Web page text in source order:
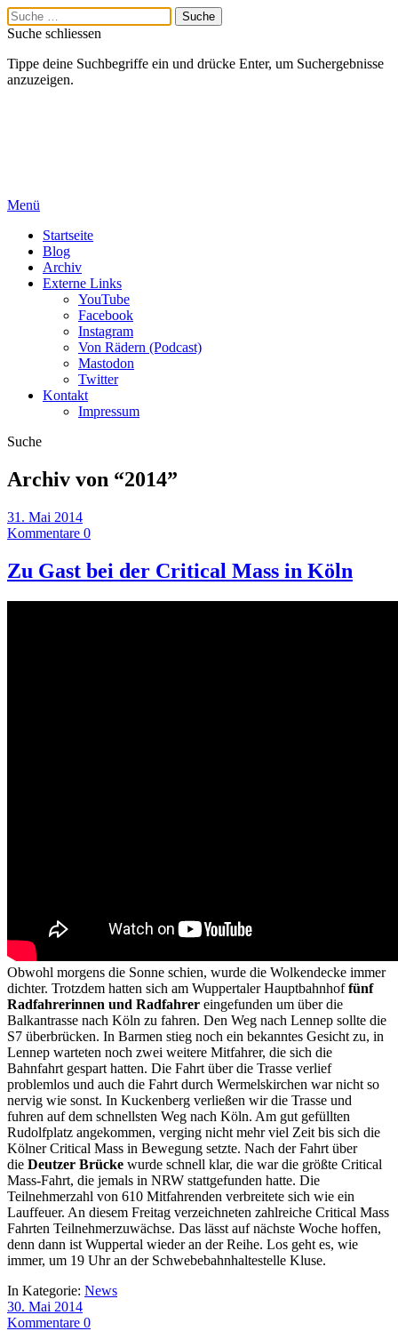
Suche schliessen
Tippe deine Suchbegriffe ein und drücke Enter, um Suchergebnisse
anzuzeigen.
Menü
Startseite
Blog
Archiv
Externe Links
YouTube
Facebook
Instagram
Von Rädern (Podcast)
Mastodon
Twitter
Kontakt
Impressum
Suche
Archiv von “2014”
31. Mai 2014
Kommentare 0
Zu Gast bei der Critical Mass in Köln
Obwohl morgens die Sonne schien, wurde die Wolkendecke immer
dichter. Trotzdem hatten sich am Wuppertaler Hauptbahnhoffünf
Radfahrerinnen und Radfahrer eingefunden um über die
Balkantrasse nach Köln zu fahren. Den Weg nach Lennep sollte die
S7 überbrücken. In Barmen stieg noch ein bekanntes Gesicht zu, in
Lennep warteten noch zwei weitere Mitfahrer, die sich die
Bahnfahrt gespart hatten. Die Fahrt über die Trasse verlief
problemlos und auch die Fahrt durch Wermelskirchen war nicht so
nervig wie sonst. In Kuckenberg verließen wir die Trasse und
fuhren auf dem schnellsten Weg nach Köln. Am gut gefüllten
Rudolfplatz angekommen, verging nicht mehr viel Zeit bis sich die
Kölner Critical Mass in Bewegung setzte. Nach der Fahrt über
die Deutzer Brücke wurde schnell klar, die war die größte Critical
Mass-Fahrt, die jemals in NRW stattgefunden hatte. Die
Teilnehmerzahl von 610 Mitfahrenden verbreitete sich wie ein
Lauffeuer. An diesem Freitag verzeichneten zahlreiche Critical Mass
Fahrten Teilnehmerzuwächse. Das lässt auf nächste Woche hoffen,
denn dann ist Wuppertal wieder an der Reihe. Los geht es, wie
immer, um 19 Uhr an der Schwebebahnhaltestelle Kluse.
In Kategorie: News
30. Mai 2014
Kommentare 0